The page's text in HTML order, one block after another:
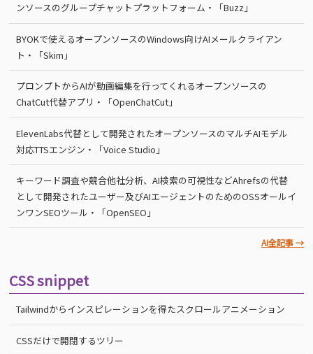
ンソースのグループチャットプラットフォーム・「Buzz」
BYOKで使えるオープンソースのWindows向けAIメールクライアン
ト・「Skim」
プロンプトからAIが動画編集を行ってくれるオープンソースの
ChatCut代替アプリ・「OpenChatCut」
ElevenLabs代替として開発されたオープンソースのマルチAIモデル
対応TTSエンジン・「Voice Studio」
キーワード調査や競合他社分析、AI検索の可視性などAhrefsの代替
として開発されたユーザー及びAIエージェントのためのOSSオールイ
ンワンSEOツール・「OpenSEO」
AI全記事 →
CSS snippet
Tailwindからインスピレーションを得たスクロールアニメーション
CSSだけで開閉するツリー